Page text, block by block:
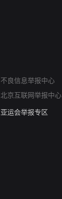
不良信息举报中心
北京互联网举报中心
算法推荐专项举报
亚运会举报专区